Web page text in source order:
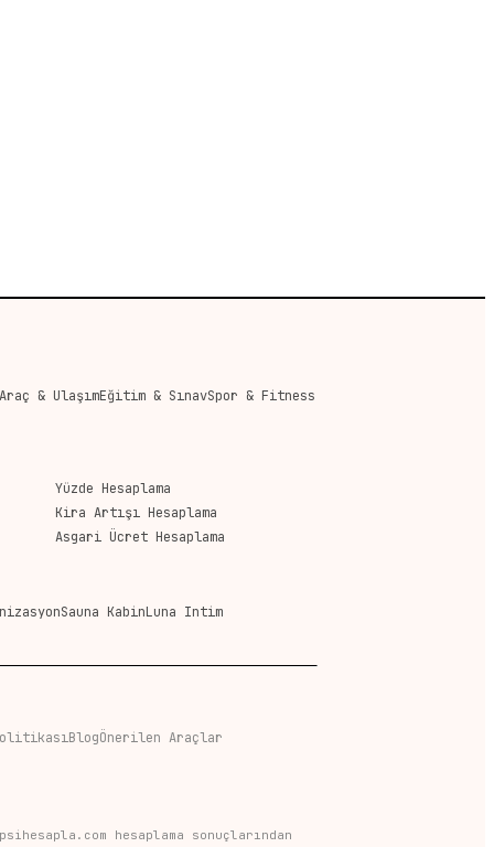
Araç & UlaşımEğitim & SınavSpor & Fitness
Yüzde Hesaplama
Kira Artışı Hesaplama
Asgari Ücret Hesaplama
Sauna KabinLuna Intim
BlogÖnerilen Araçlar
hesaplama sonuçlarından